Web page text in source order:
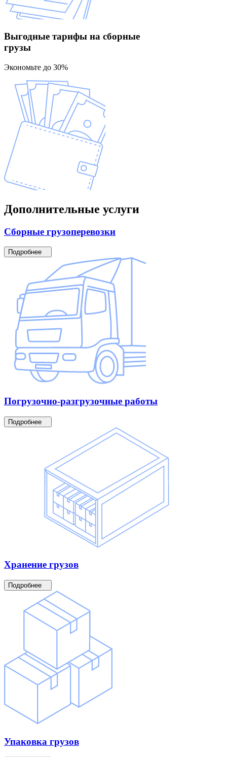
Выгодные тарифы на сборные
грузы
Экономьте до 30%
Дополнительные услуги
Сборные грузоперевозки
Подробнее
Погрузочно-разгрузочные работы
Подробнее
Хранение грузов
Подробнее
Упаковка грузов